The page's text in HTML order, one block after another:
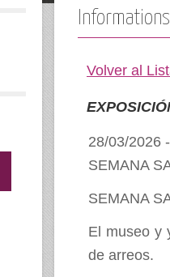
Informations
Volver al
28/03/2026
SEMANA
SEMANA
El museo y
de arreos.